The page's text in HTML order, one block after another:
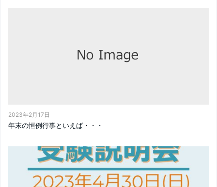
2023年2月17日
年末の恒例行事といえば・・・